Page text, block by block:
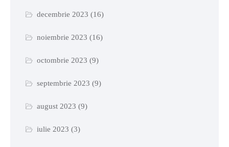
decembrie 2023 (16)
noiembrie 2023 (16)
octombrie 2023 (9)
septembrie 2023 (9)
august 2023 (9)
iulie 2023 (3)